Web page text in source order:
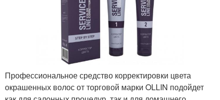
Профессиональное средство корректировки цвета
окрашенных волос от торговой марки OLLIN подойдет